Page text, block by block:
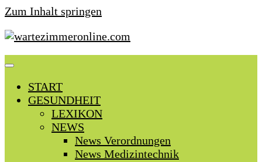
Zum Inhalt springen
START
GESUNDHEIT
LEXIKON
NEWS
News Verordnungen
News Medizintechnik